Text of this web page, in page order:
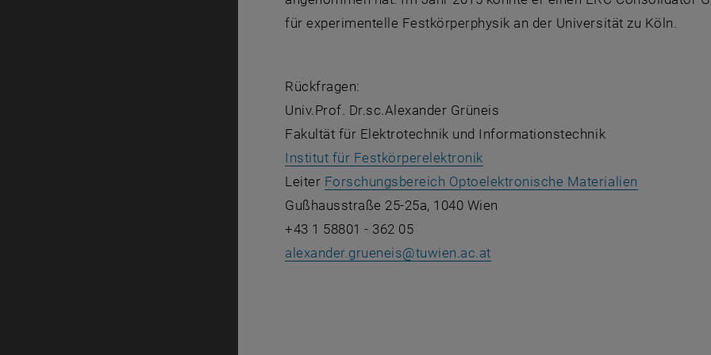
für experimentelle Festkörperphysik an der Universität zu Köln.
Rückfragen:
Univ.Prof. Dr.sc.Alexander Grüneis
Fakultät für Elektrotechnik und Informationstechnik
Institut für Festkörperelektronik, öffnet in einem neuen Fenster
Leiter Forschungsbereich Optoelektronische Materialien
Gußhausstraße 25-25a, 1040 Wien
+43 1 58801 - 362 05
alexander.grueneis@tuwien.ac.at